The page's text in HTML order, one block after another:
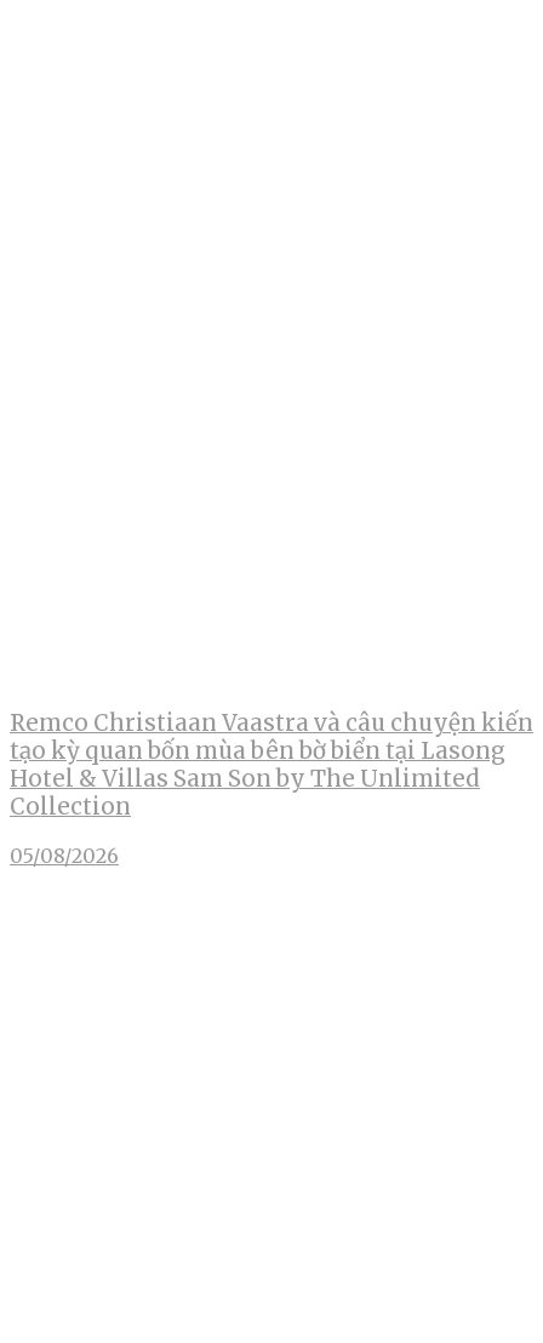
Remco Christiaan Vaastra và câu chuyện kiến
tạo kỳ quan bốn mùa bên bờ biển tại Lasong
Hotel & Villas Sam Son by The Unlimited
Collection
05/08/2026